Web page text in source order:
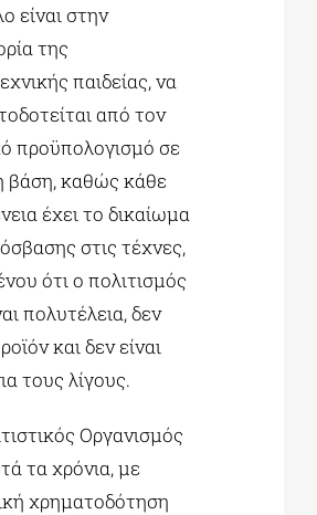
είναι στην
της
παιδείας, να
από τον
προϋπολογισμό σε
βάση, καθώς κάθε
έχει το δικαίωμα
στις τέχνες,
ότι ο πολιτισμός
πολυτέλεια, δεν
και δεν είναι
τους λίγους.
Οργανισμός
τα χρόνια, με
χρηματοδότηση